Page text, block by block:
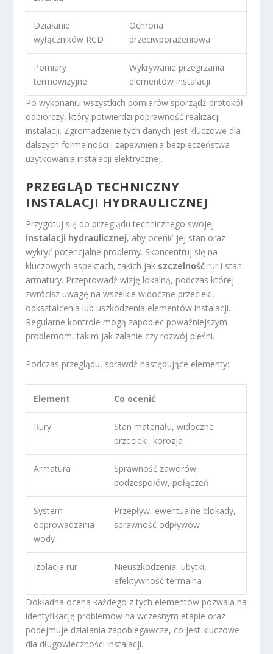
Działanie
wyłączników RCD
Ochrona
przeciwporażeniowa
Pomiary
termowizyjne
Wykrywanie przegrzania
elementów instalacji
Po wykonaniu wszystkich pomiarów sporządź protokół
odbiorczy, który potwierdzi poprawność realizacji
instalacji. Zgromadzenie tych danych jest kluczowe dla
dalszych formalności i zapewnienia bezpieczeństwa
użytkowania instalacji elektrycznej.
PRZEGLĄD TECHNICZNY
INSTALACJI HYDRAULICZNEJ
Przygotuj się do przeglądu technicznego swojej
instalacji hydraulicznej, aby ocenić jej stan oraz
wykryć potencjalne problemy. Skoncentruj się na
kluczowych aspektach, takich jak szczelność rur i stan
armatury. Przeprowadź wizję lokalną, podczas której
zwrócisz uwagę na wszelkie widoczne przecieki,
odkształcenia lub uszkodzenia elementów instalacji.
Regularne kontrole mogą zapobiec poważniejszym
problemom, takim jak zalanie czy rozwój pleśni.
Podczas przeglądu, sprawdź następujące elementy:
Element Co ocenić
Rury
Stan materiału, widoczne
przecieki, korozja
Armatura
Sprawność zaworów,
podzespołów, połączeń
System
odprowadzania
wody
Przepływ, ewentualne blokady,
sprawność odpływów
Izolacja rur
Nieuszkodzenia, ubytki,
efektywność termalna
Dokładna ocena każdego z tych elementów pozwala na
identyfikację problemów na wczesnym etapie oraz
podejmuje działania zapobiegawcze, co jest kluczowe
dla długowieczności instalacji.